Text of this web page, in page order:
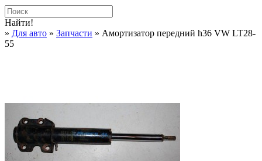
Найти!
» Для авто » Запчасти » Амортизатор передний h36 VW LT28-
55